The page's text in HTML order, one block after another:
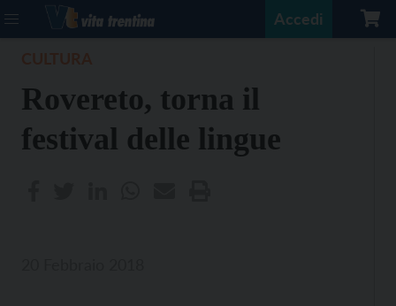
Accedi
Rovereto, torna il
festival delle lingue